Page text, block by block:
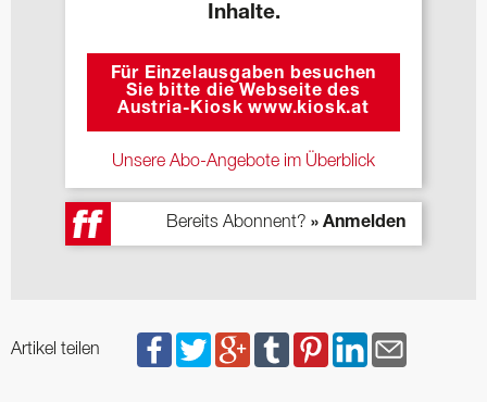
Inhalte.
Für Einzelausgaben besuchen
Sie bitte die Webseite des
Austria-Kiosk www.kiosk.at
Unsere Abo-Angebote im Überblick
Bereits Abonnent? » Anmelden
Artikel teilen